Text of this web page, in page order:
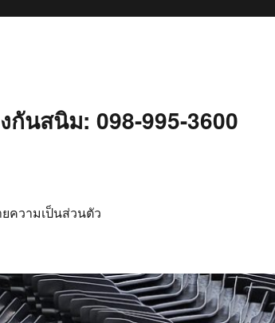
กันสนิม: 098-995-3600
ความเป็นส่วนตัว